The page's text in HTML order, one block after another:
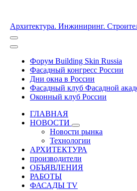
Архитектура. Инжиниринг.
Форум Building Skin Russia
Фасадный конгресс России
Дни окна в России
Фасадный клуб Фасадной
Оконный клуб России
ГЛАВНАЯ
НОВОСТИ
Новости рынка
Технологии
АРХИТЕКТУРА
производители
ОБЪЯВЛЕНИЯ
РАБОТЫ
ФАСАДЫ TV